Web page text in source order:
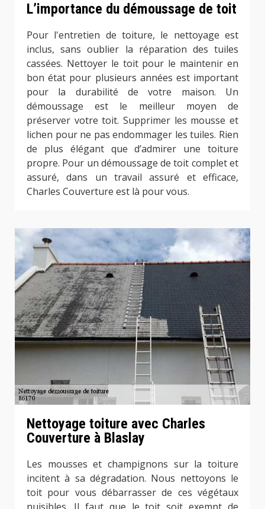
L’importance du démoussage de toit
Pour l'entretien de toiture, le nettoyage est
inclus, sans oublier la réparation des tuiles
cassées. Nettoyer le toit pour le maintenir en
bon état pour plusieurs années est important
pour la durabilité de votre maison. Un
démoussage est le meilleur moyen de
préserver votre toit. Supprimer les mousse et
lichen pour ne pas endommager les tuiles. Rien
de plus élégant que d’admirer une toiture
propre. Pour un démoussage de toit complet et
assuré, dans un travail assuré et efficace,
Charles Couverture est là pour vous.
Nettoyage toiture avec Charles
Couverture à Blaslay
Les mousses et champignons sur la toiture
incitent à sa dégradation. Nous nettoyons le
toit pour vous débarrasser de ces végétaux